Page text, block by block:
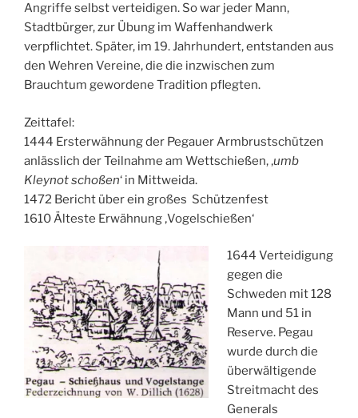
Angriffe selbst verteidigen. So war jeder Mann,
Stadtbürger, zur Übung im Waffenhandwerk
verpflichtet. Später, im 19. Jahrhundert, entstanden aus
den Wehren Vereine, die die inzwischen zum
Brauchtum gewordene Tradition pflegten.
Zeittafel:
1444 Ersterwähnung der Pegauer Armbrustschützen
anlässlich der Teilnahme am Wettschießen, ‚umb
Kleynot schoßen‘ in Mittweida.
1472 Bericht über ein großes Schützenfest
1610 Älteste Erwähnung ‚Vogelschießen‘
1644 Verteidigung
gegen die
Schweden mit 128
Mann und 51 in
Reserve. Pegau
wurde durch die
überwältigende
Streitmacht des
Generals